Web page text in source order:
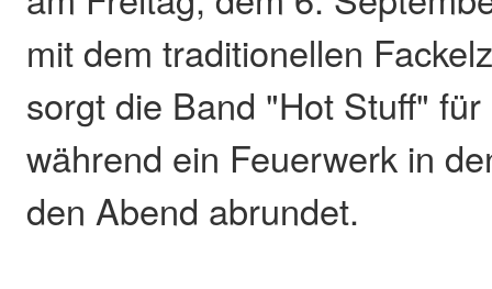
mit dem traditionellen
sorgt die Band "Hot Stuff"
während ein Feuerwerk in
den Abend abrundet.